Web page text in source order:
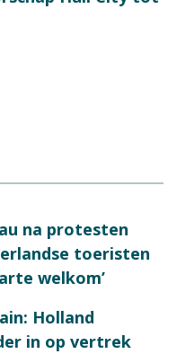
na protesten
toeristen
welkom’
Holland
in op vertrek